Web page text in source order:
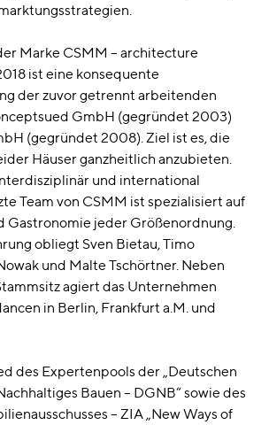
Marke CSMM – architecture
ist eine konsequente
der zuvor getrennt arbeitenden
GmbH (gegründet 2003)
(gegründet 2008). Ziel ist es, die
Häuser ganzheitlich anzubieten.
und international
Team von CSMM ist spezialisiert auf
Gastronomie jeder Größenordnung.
obliegt Sven Bietau, Timo
und Malte Tschörtner. Neben
agiert das Unternehmen
in Berlin, Frankfurt a.M. und
des Expertenpools der „Deutschen
Bauen – DGNB“ sowie des
– ZIA „New Ways of